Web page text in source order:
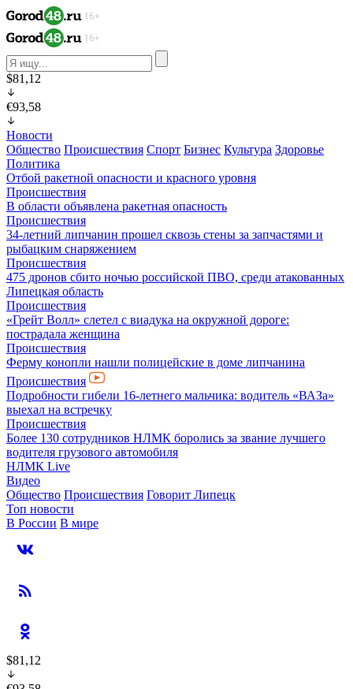
$81,12
€93,58
Новости
Общество Происшествия Спорт Бизнес Культура Здоровье
Политика
Отбой ракетной опасности и красного уровня
Происшествия
В области объявлена ракетная опасность
Происшествия
34-летний липчанин прошел сквозь стены за запчастями и
рыбацким снаряжением
Происшествия
475 дронов сбито ночью российской ПВО, среди атакованных
Липецкая область
Происшествия
«Грейт Волл» слетел с виадука на окружной дороге:
пострадала женщина
Происшествия
Ферму конопли нашли полицейские в доме липчанина
Происшествия
Подробности гибели 16-летнего мальчика: водитель «ВАЗа»
выехал на встречку
Происшествия
Более 130 сотрудников НЛМК боролись за звание лучшего
водителя грузового автомобиля
НЛМК Live
Видео
Общество Происшествия Говорит Липецк
Топ новости
В России В мире
$81,12